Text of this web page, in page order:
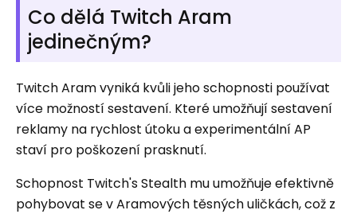
Co dělá Twitch Aram
jedinečným?
Twitch Aram vyniká kvůli jeho schopnosti používat
více možností sestavení. Které umožňují sestavení
reklamy na rychlost útoku a experimentální AP
staví pro poškození prasknutí.
Schopnost Twitch's Stealth mu umožňuje efektivně
pohybovat se v Aramových těsných uličkách, což z